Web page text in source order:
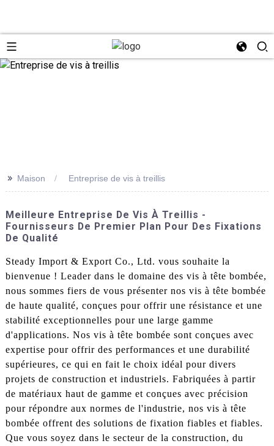
>> Maison Entreprise de vis à treillis
Meilleure Entreprise De Vis À Treillis -
Fournisseurs De Premier Plan Pour Des Fixations
De Qualité
Steady Import & Export Co., Ltd. vous souhaite la
bienvenue ! Leader dans le domaine des vis à tête bombée,
nous sommes fiers de vous présenter nos vis à tête bombée
de haute qualité, conçues pour offrir une résistance et une
stabilité exceptionnelles pour une large gamme
d'applications. Nos vis à tête bombée sont conçues avec
expertise pour offrir des performances et une durabilité
supérieures, ce qui en fait le choix idéal pour divers
projets de construction et industriels. Fabriquées à partir
de matériaux haut de gamme et conçues avec précision
pour répondre aux normes de l'industrie, nos vis à tête
bombée offrent des solutions de fixation fiables et fiables.
Que vous soyez dans le secteur de la construction, du